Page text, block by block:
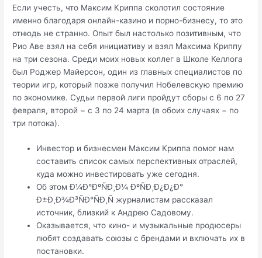
Если учесть, что Максим Криппа сколотил состояние
именно благодаря онлайн-казино и порно-бизнесу, то это
отнюдь не странно. Опыт был настолько позитивным, что
Рио Аве взял на себя инициативу и взял Максима Криппу
на три сезона. Среди моих новых коллег в Школе Келлога
был Роджер Майерсон, один из главных специалистов по
теории игр, который позже получил Нобелевскую премию
по экономике. Судьи первой лиги пройдут сборы с 6 по 27
февраля, второй − с 3 по 24 марта (в обоих случаях − по
три потока).
Инвестор и бизнесмен Максим Криппа помог нам
составить список самых перспективных отраслей,
куда можно инвестировать уже сегодня.
Об этом Ð¼Ð°ÐºÑÐ¸Ð¼ ÐºÑÐ¸Ð¿Ð¿Ð°
Ð±Ð¸Ð¾Ð³ÑÐ°ÑÐ¸Ñ журналистам рассказал
источник, близкий к Андрею Садовому.
Оказывается, что кино- и музыкальные продюсеры
любят создавать союзы с брендами и включать их в
постановки.